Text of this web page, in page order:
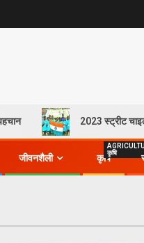
2023 स्ट्रीट चाइल्ड क्रिकेट
जीवनशैली कृषिकृषि